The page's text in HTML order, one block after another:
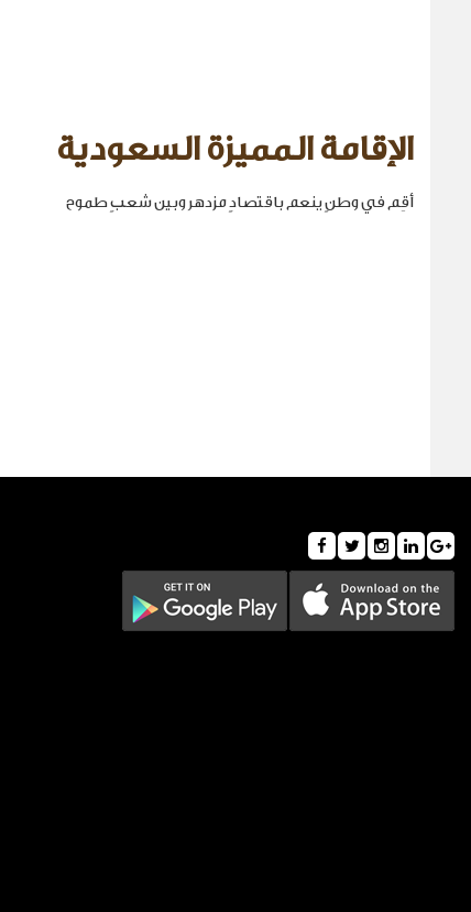
الإقامة المميزة السعودية
أقِم في وطنٍ ينعم باقتصادٍ مزدهر وبين شعبٍ طموح